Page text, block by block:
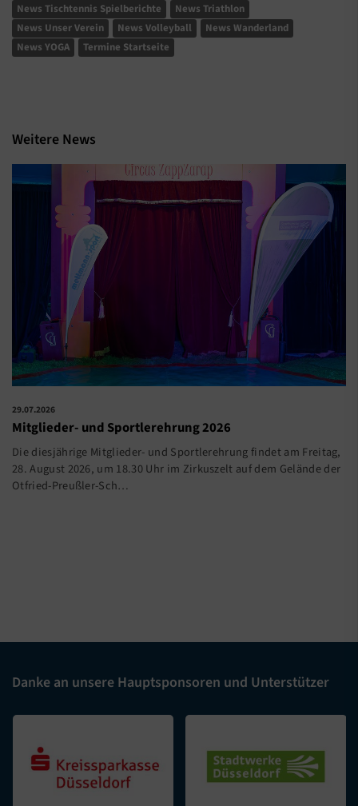
News Tischtennis Spielberichte
News Triathlon
News Unser Verein
News Volleyball
News Wanderland
News YOGA
Termine Startseite
Weitere News
29.07.2026
Mitglieder- und Sportlerehrung 2026
Die diesjährige Mitglieder- und Sportlerehrung findet am Freitag,
28. August 2026, um 18.30 Uhr im Zirkuszelt auf dem Gelände der
Otfried-Preußler-Sch…
Danke an unsere Hauptsponsoren und Unterstützer